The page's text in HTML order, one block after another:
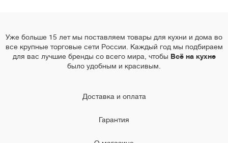
Уже больше 15 лет мы поставляем товары для кухни и дома во
все крупные торговые сети России. Каждый год мы подбираем
для вас лучшие бренды со всего мира, чтобы Всё на кухне
было удобным и красивым.
Доставка и оплата
Гарантия